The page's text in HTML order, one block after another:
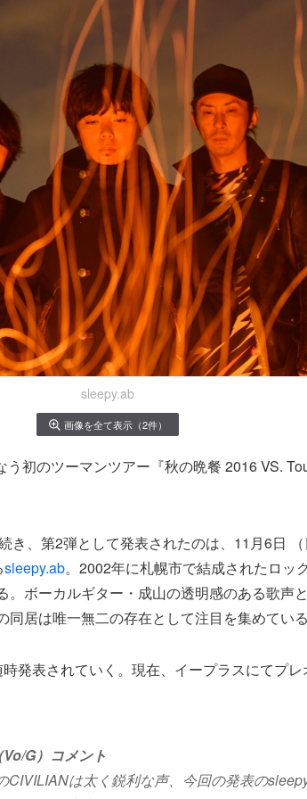
sleepy.ab
画像を全て表示（2件）
う初のツーマンツアー『秋の晩餐 2016 VS.
き、第2弾として発表されたのは、11月6日
sleepy.ab。2002年に札幌市で結成されたロッ
。ボーカルギター・成山の透明感のある歌声
同居は唯一無二の存在として注目を集めてい
発表されていく。現在、イープラスにてプ
G）コメント
CIVILIANは太く鋭利な声、今回の発表の